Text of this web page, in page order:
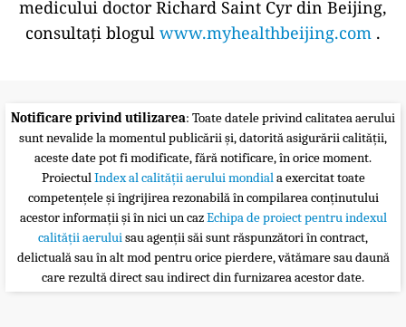
medicului doctor Richard Saint Cyr din Beijing,
consultați blogul www.myhealthbeijing.com .
Notificare privind utilizarea: Toate datele privind calitatea aerului
sunt nevalide la momentul publicării și, datorită asigurării calității,
aceste date pot fi modificate, fără notificare, în orice moment.
ProiectulIndex al calității aerului mondiala exercitat toate
competențele și îngrijirea rezonabilă în compilarea conținutului
acestor informații și în nici un cazEchipa de proiect pentru indexul
calității aeruluisau agenții săi sunt răspunzători în contract,
delictuală sau în alt mod pentru orice pierdere, vătămare sau daună
care rezultă direct sau indirect din furnizarea acestor date.